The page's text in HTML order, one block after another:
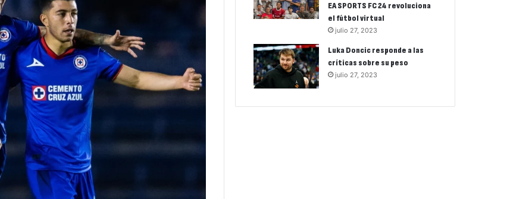
EA SPORTS FC 24 revoluciona
el fútbol virtual
julio 27, 2023
Luka Doncic responde a las
críticas sobre su peso
julio 27, 2023